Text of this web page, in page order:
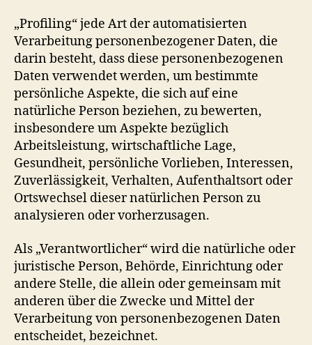
„Profiling“ jede Art der automatisierten
Verarbeitung personenbezogener Daten, die
darin besteht, dass diese personenbezogenen
Daten verwendet werden, um bestimmte
persönliche Aspekte, die sich auf eine
natürliche Person beziehen, zu bewerten,
insbesondere um Aspekte bezüglich
Arbeitsleistung, wirtschaftliche Lage,
Gesundheit, persönliche Vorlieben, Interessen,
Zuverlässigkeit, Verhalten, Aufenthaltsort oder
Ortswechsel dieser natürlichen Person zu
analysieren oder vorherzusagen.
Als „Verantwortlicher“ wird die natürliche oder
juristische Person, Behörde, Einrichtung oder
andere Stelle, die allein oder gemeinsam mit
anderen über die Zwecke und Mittel der
Verarbeitung von personenbezogenen Daten
entscheidet, bezeichnet.